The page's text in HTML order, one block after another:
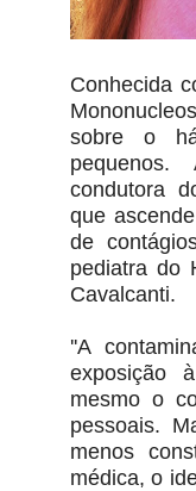
Conhecida
sobre o
condutora
que
de
pediatra do
Cavalcanti.
''A
exposição
mesmo o
pessoais.
menos
médica, o